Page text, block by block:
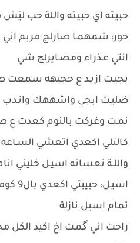
حبيـته اي حبيـته واللة حب
حور: شمهمـا صارلج مريم اني
انتي عـذراء ومصـايرلچ شي
بجيـت ازيـد ع حجيهه سمعت
ضليـت ابجي واشههك
نمـت وغركت بالنوم كعدت ع
كالتلي اكعدي اتعشي السـاعه
واللـة نعسانه اسيـل خليني
اسيـل: حبيبتي اكعدي بال9 كومي اكلي شويـة
تمام اسيل نازلة
راحت اني گمـت اخ اكيد الكل